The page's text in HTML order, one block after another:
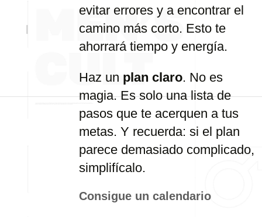
evitar errores y a encontrar el
camino más corto. Esto te
ahorrará tiempo y energía.
Haz un plan claro. No es
magia. Es solo una lista de
pasos que te acerquen a tus
metas. Y recuerda: si el plan
parece demasiado complicado,
simplifícalo.
Consigue un calendario